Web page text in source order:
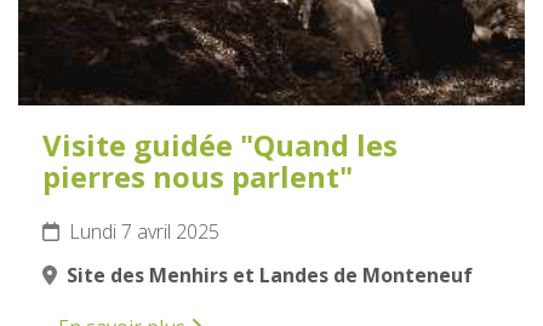
Visite guidée "Quand les
pierres nous parlent"
Lundi 7 avril 2025
Site des Menhirs et Landes de Monteneuf